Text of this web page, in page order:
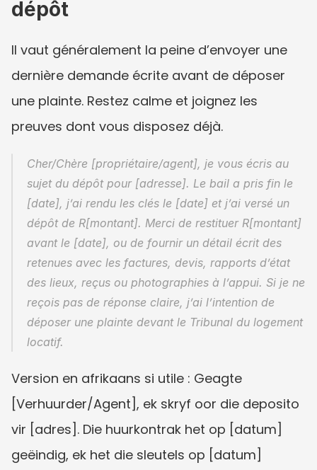
dépôt
Il vaut généralement la peine d’envoyer une
dernière demande écrite avant de déposer
une plainte. Restez calme et joignez les
preuves dont vous disposez déjà.
Cher/Chère [propriétaire/agent], je vous écris au
sujet du dépôt pour [adresse]. Le bail a pris fin le
[date], j’ai rendu les clés le [date] et j’ai versé un
dépôt de R[montant]. Merci de restituer R[montant]
avant le [date], ou de fournir un détail écrit des
retenues avec les factures, devis, rapports d’état
des lieux, reçus ou photographies à l’appui. Si je ne
reçois pas de réponse claire, j’ai l’intention de
déposer une plainte devant le Tribunal du logement
locatif.
Version en afrikaans si utile : Geagte
[Verhuurder/Agent], ek skryf oor die deposito
vir [adres]. Die huurkontrak het op [datum]
geëindig, ek het die sleutels op [datum]